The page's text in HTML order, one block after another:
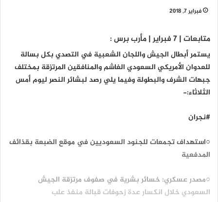
فبراير 7, 2018
متابعات | 7 فبراير | مأرب برس :
يستمر أبطال الجيش واللجان الشعبية في التصدي بكل بسالة
للعدوان الأمريكي السعودي الغاشم والمنافقين المرتزقة بمختلف
جبهات الشرف والبطولة وفيما يلي رصد لبشائر النصر ليوم أمس
الثلاثاء:-
#نجران
○استهداف تجمعات للجنود السعوديين في موقع الضبعة بقذائف
المدفعية
○مصدر عسكري: خسائر بشرية في صفوف مرتزقة الجيش
السعودي خلال انكسار عدة زحوفات قبالة منفذ علب